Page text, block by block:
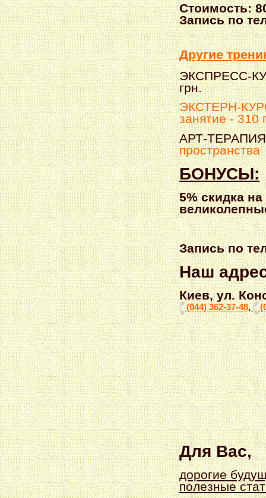
Стоимость:
Запись по
Другие
ЭКСПРЕСС-
грн.
ЭКСТЕРН-
занятие - 310
АРТ-ТЕРАПИЯ
пространства
БОНУСЫ:
5% скидка
Запись по
Наш
Киев, ул.
(044) 362-37-48,
Для Вас,
дорогие
полезные